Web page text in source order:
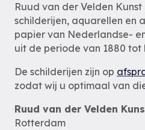
Ruud van der Velden
schilderijen, aquarellen en
papier van Nederlandse-
uit de periode van 1880 tot
De schilderijen zijn op
zodat wij u optimaal van
Ruud van der Velden
Rotterdam